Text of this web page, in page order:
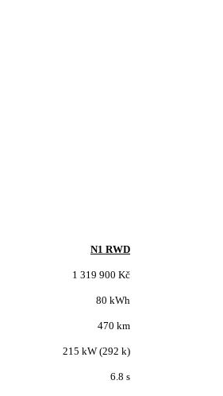
N1 RWD
1 319 900 Kč
80 kWh
470 km
215 kW (292 k)
6.8 s